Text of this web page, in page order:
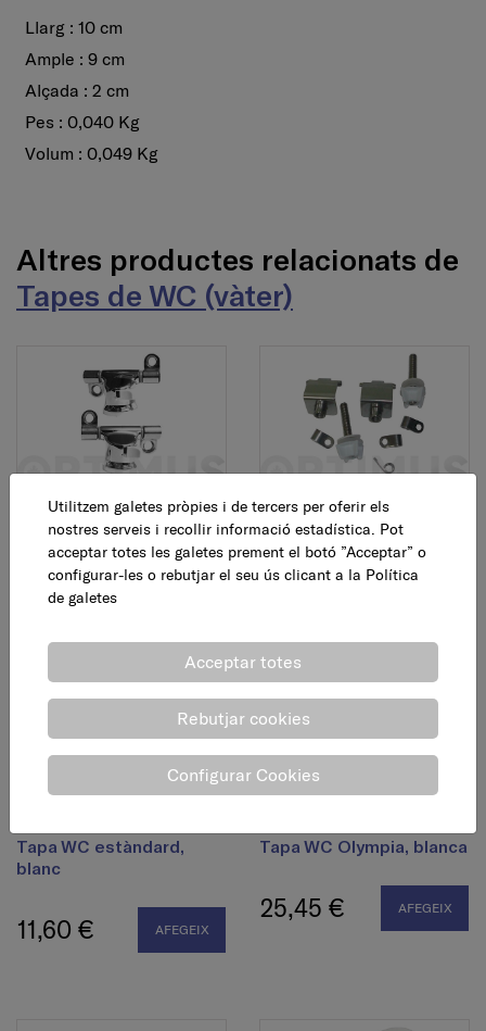
Llarg : 10 cm
Ample : 9 cm
Alçada : 2 cm
Pes : 0,040 Kg
Volum : 0,049 Kg
Altres productes relacionats de
Tapes de WC (vàter)
Frontissa acer seient
Roca Dama Senso
15,45 €
Frontissa acer seient
Roca Victoria
Tapa WC estàndard,
blanc
11,60 € AFEGEIX
Tapa WC Olympia, blanca
25,45 € AFEGEIX
Utilitzem galetes pròpies i de tercers per oferir els
nostres serveis i recollir informació estadística. Pot
acceptar totes les galetes prement el botó ”Acceptar” o
configurar-les o rebutjar el seu ús clicant a la Política
de galetes
Acceptar totes
Rebutjar cookies
Configurar Cookies